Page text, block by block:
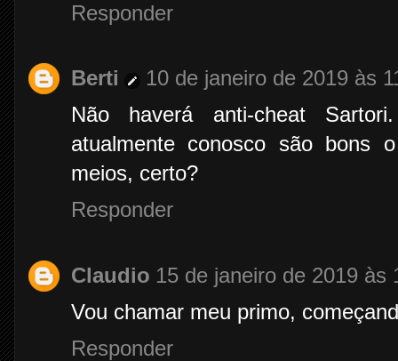
Responder
Berti
10 de janeiro de 2019 às
Não haverá anti-cheat
atualmente conosco são bons
meios, certo?
Responder
Claudio 15 de janeiro de 2019 às
Vou chamar meu primo,
Responder